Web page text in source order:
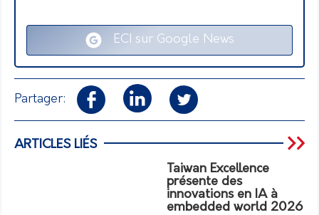
ECI sur Google News
Partager:
ARTICLES LIÉS
Taiwan Excellence
présente des
innovations en IA à
embedded world 2026